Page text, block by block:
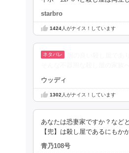
starbro
1424人がナイス！しています
そんな不器用な殺し屋の家
ウッディ
1302 人がナイス！しています
あなたは恐妻家ですか？など
【兜】は殺し屋であるにもか
青乃108号